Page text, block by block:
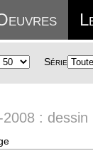
Série
: dessin